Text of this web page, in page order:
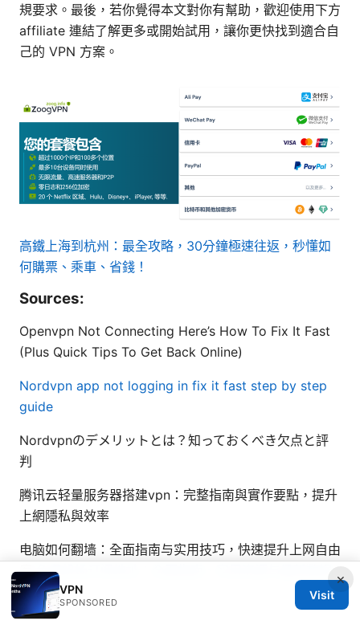
規要求。最後，若你覺得本文對你有幫助，歡迎使用下方
affiliate 連結了解更多或開始試用，讓你更快找到適合自
己的 VPN 方案。
高鐵上海到杭州：最全攻略，30分鐘極速往返，秒懂如
何購票、乘車、省錢！
Sources:
Openvpn Not Connecting Here’s How To Fix It Fast
(Plus Quick Tips To Get Back Online)
Nordvpn app not logging in fix it fast step by step
guide
Nordvpnのデメリットとは？知っておくべき欠点と評
判
腾讯云轻量服务器搭建vpn：完整指南與實作要點，提升
上網隱私與效率
电脑如何翻墙：全面指南与实用技巧，快速提升上网自由
度免费机场订阅地址：全面指南、实用资源与最新数据
×
VPN
SPONSORED
Visit